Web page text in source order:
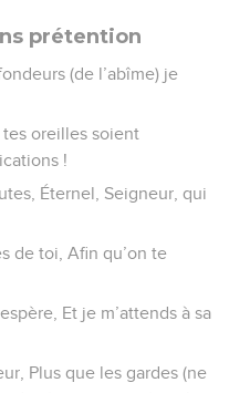
m’ont attaqué dès ma
jeunesse, Mais ils ne l’ont
dos, Ils y ont tracé de
cordes des méchants.
Tous ceux qui ont
toits, Qui sèche avant